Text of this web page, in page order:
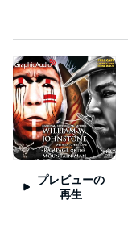
プレビューの
再生